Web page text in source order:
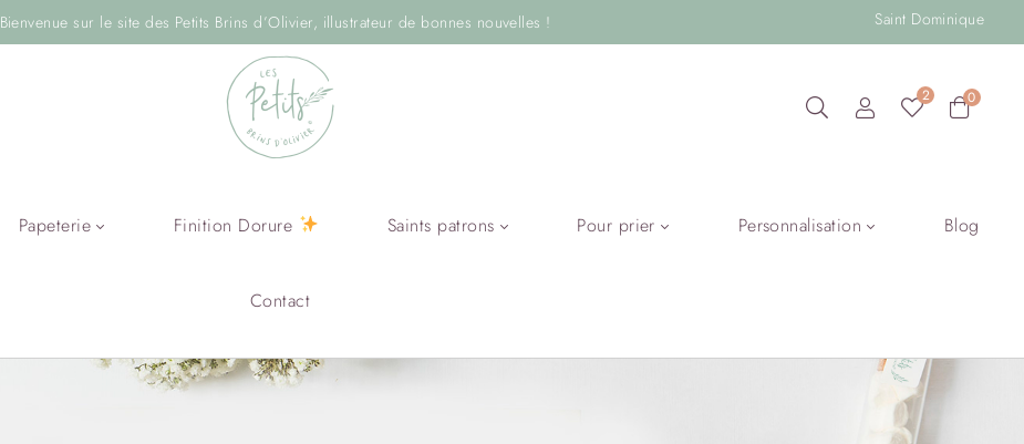
Bienvenue sur le site des Petits Brins d’Olivier, illustrateur de bonnes nouvelles ! Saint Dominique
2 0
Papeterie Finition Dorure Saints patrons Pour prier Personnalisation Blog
Contact